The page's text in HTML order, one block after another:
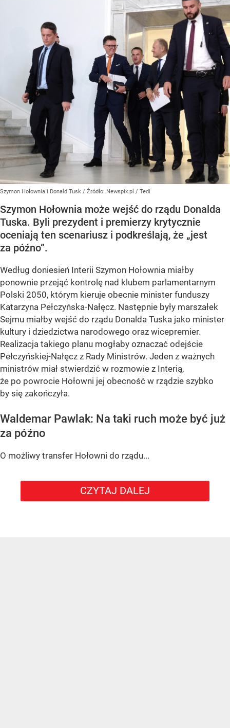
Szymon Hołownia i Donald Tusk / Źródło: Newspix.pl / Tedi
Szymon Hołownia może wejść do rządu Donalda
Tuska. Byli prezydent i premierzy krytycznie
oceniają ten scenariusz i podkreślają, że „jest
za późno”.
Według doniesień Interii Szymon Hołownia miałby
ponownie przejąć kontrolę nad klubem parlamentarnym
Polski 2050, którym kieruje obecnie minister funduszy
Katarzyna Pełczyńska-Nałęcz. Następnie były marszałek
Sejmu miałby wejść do rządu Donalda Tuska jako minister
kultury i dziedzictwa narodowego oraz wicepremier.
Realizacja takiego planu mogłaby oznaczać odejście
Pełczyńskiej-Nałęcz z Rady Ministrów. Jeden z ważnych
ministrów miał stwierdzić w rozmowie z Interią,
że po powrocie Hołowni jej obecność w rządzie szybko
by się zakończyła.
Waldemar Pawlak: Na taki ruch może być już
za późno
O możliwy transfer Hołowni do rządu...
CZYTAJ DALEJ